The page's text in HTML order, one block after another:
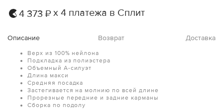
4 373 ₽ х 4 платежа в Сплит
Описание Возврат Доставка
Верх из 100% нейлона
Подкладка из полиэстера
Объемный А-силуэт
Длина макси
Средняя посадка
Застегивается на молнию по всей длине
Прорезные передние и задние карманы
Сборка по подолу